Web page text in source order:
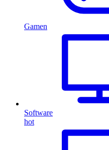
Gamen
Software
hot